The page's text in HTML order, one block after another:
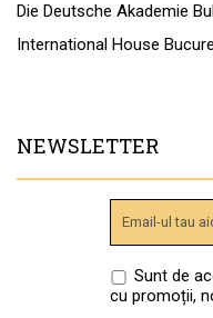
Die Deutsche Akademie
International House
NEWSLETTER
Sunt de
cu promoții,